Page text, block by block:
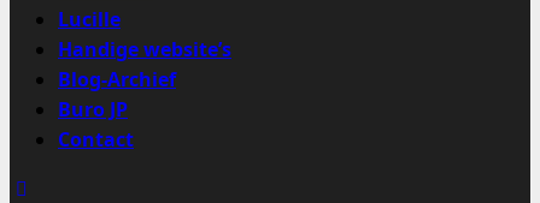
Lucille
Handige website’s
Blog-Archief
Buro JP
Contact